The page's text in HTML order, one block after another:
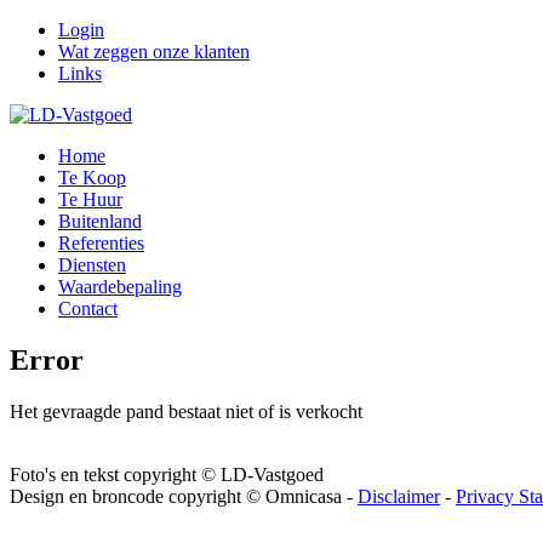
Login
Wat zeggen onze klanten
Links
Home
Te Koop
Te Huur
Buitenland
Referenties
Diensten
Waardebepaling
Contact
Error
Het gevraagde pand bestaat niet of is verkocht
Foto's en tekst copyright © LD-Vastgoed
Design en broncode copyright © Omnicasa - Disclaimer- Privacy